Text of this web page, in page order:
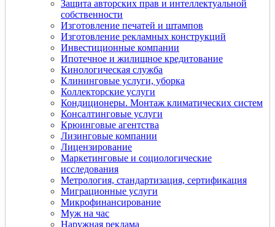
Защита авторских прав и интеллектуальной
собственности
Изготовление печатей и штампов
Изготовление рекламных конструкций
Инвестиционные компании
Ипотечное и жилищное кредитование
Кинологическая служба
Клининговые услуги, уборка
Коллекторские услуги
Кондиционеры. Монтаж климатических систем
Консалтинговые услуги
Крюинговые агентства
Лизинговые компании
Лицензирование
Маркетинговые и социологические
исследования
Метрология, стандартизация, сертификация
Миграционные услуги
Микрофинансирование
Муж на час
Наружная реклама